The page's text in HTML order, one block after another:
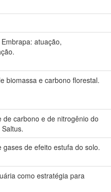
atuação,
biomassa e carbono florestal.
carbono e de nitrogênio do
de efeito estufa do solo.
como estratégia para